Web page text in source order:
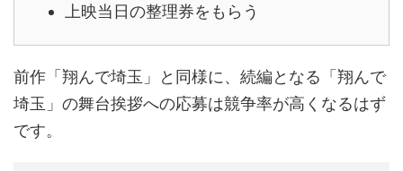
上映当日の整理券をもらう
前作「翔んで埼玉」と同様に、続編となる「翔んで
埼玉」の舞台挨拶への応募は競争率が高くなるはず
です。